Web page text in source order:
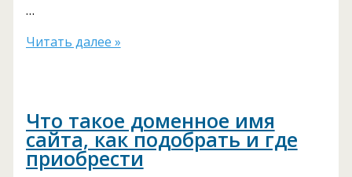
…
Планирование
Читать далее »
Что такое доменное имя
сайта, как подобрать и где
приобрести